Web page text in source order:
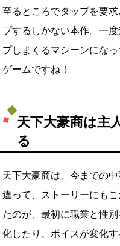
至るところでタップを要
プするしかない本作。一
プしまくるマシーンにな
ゲームですね！
天下大豪商は主
る
天下大豪商は、今までの
違って、ストーリーにも
たのが、最初に職業と性
化したり、ボイスが変化す